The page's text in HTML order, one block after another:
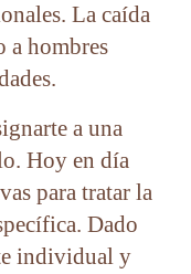
La caída
a hombres
a una
Hoy en día
para tratar la
Dado
individual y